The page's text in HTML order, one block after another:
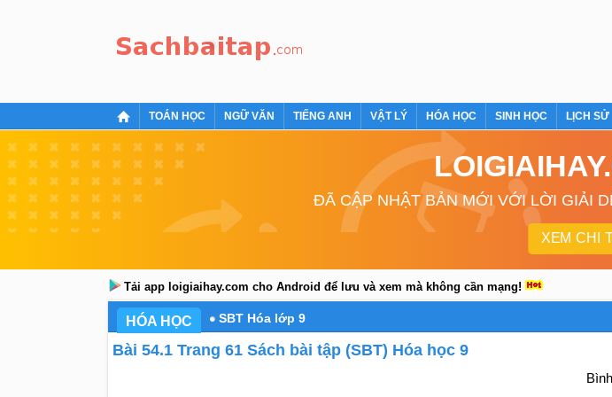
TOÁN HỌC NGỮ VĂN TIẾNG ANH VẬT LÝ HÓA HỌC SINH HỌC LỊCH SỬ
ĐÃ CẬP NHẬT BẢN MỚI VỚI LỜI GIẢI
XEM CHI
Tải app loigiaihay.com cho Android để lưu và xem mà không cần mạng!
HÓA HỌC SBT Hóa lớp 9
Bài 54.1 Trang 61 Sách bài tập (SBT) Hóa học 9